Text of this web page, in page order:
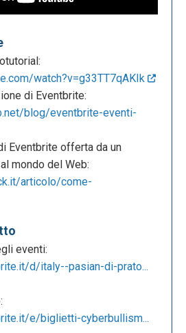
watch?v=g33TT7qAKIk
di Eventbrite:
blog/eventbrite-eventi-
Eventbrite offerta da un
mondo del Web:
articolo/come-
eventi:
d/italy--pasian-di-prato...
e/biglietti-cyberbullism...